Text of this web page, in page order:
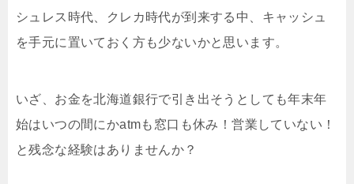
シュレス時代、クレカ時代が到来する中、キャッシュ
を手元に置いておく方も少ないかと思います。
いざ、お金を北海道銀行で引き出そうとしても年末年
始はいつの間にかatmも窓口も休み！営業していない！
と残念な経験はありませんか？